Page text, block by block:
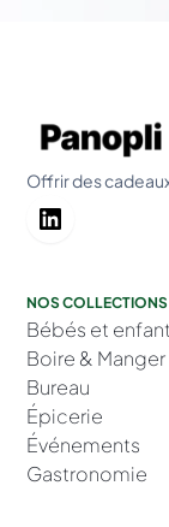
Offrir des
NOS COLLECTIONS
Bébés et
Boire & Manger
Bureau
Épicerie
Événements
Gastronomie